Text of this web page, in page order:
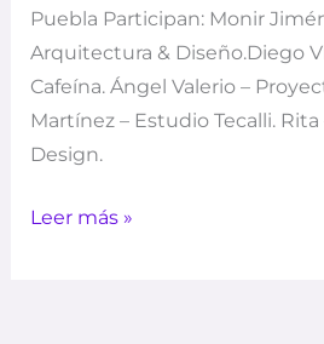
Puebla Participan: Monir
Arquitectura & Diseño.Diego
Cafeína. Ángel Valerio –
Martínez – Estudio Tecalli.
Design.
Leer más »